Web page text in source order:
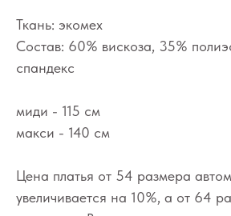
Ткань: экомех
Состав: 60% вискоза, 35%
спандекс
миди - 115 см
макси - 140 см
Цена платья от 54 размера
увеличивается на 10%, а от 64